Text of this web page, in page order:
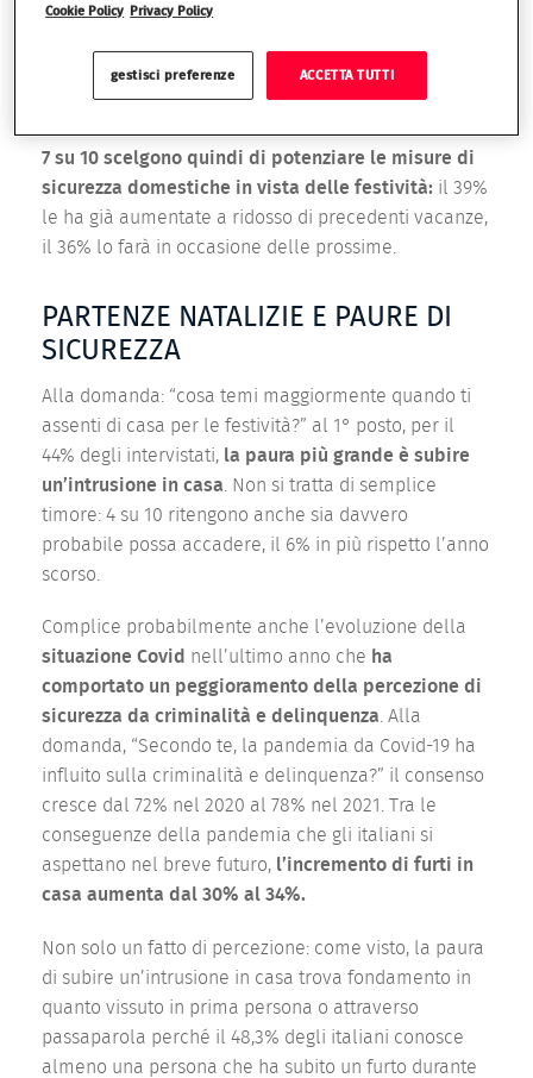
in passato, un furto in casa proprio durante
un amico, parente o conoscente che ha subito
un’intrusione domestica durante le festività.
7 su 10 scelgono quindi di potenziare le misure di
sicurezza domestiche in vista delle festività: il 39%
le ha già aumentate a ridosso di precedenti vacanze,
il 36% lo farà in occasione delle prossime.
PARTENZE NATALIZIE E PAURE DI
SICUREZZA
Alla domanda: “cosa temi maggiormente quando ti
assenti di casa per le festività?” al 1° posto, per il
44% degli intervistati, la paura più grande è subire
un’intrusione in casa. Non si tratta di semplice
timore: 4 su 10 ritengono anche sia davvero
probabile possa accadere, il 6% in più rispetto l’anno
scorso.
Complice probabilmente anche l’evoluzione della
situazione Covid nell’ultimo anno che ha
comportato un peggioramento della percezione di
sicurezza da criminalità e delinquenza. Alla
domanda, “Secondo te, la pandemia da Covid-19 ha
influito sulla criminalità e delinquenza?” il consenso
cresce dal 72% nel 2020 al 78% nel 2021. Tra le
conseguenze della pandemia che gli italiani si
aspettano nel breve futuro, l’incremento di furti in
casa aumenta dal 30% al 34%.
Non solo un fatto di percezione: come visto, la paura
di subire un’intrusione in casa trova fondamento in
quanto vissuto in prima persona o attraverso
passaparola perché il 48,3% degli italiani conosce
almeno una persona che ha subito un furto durante
Cookie Policy
Privacy Policy
gestisci preferenze ACCETTA TUTTI